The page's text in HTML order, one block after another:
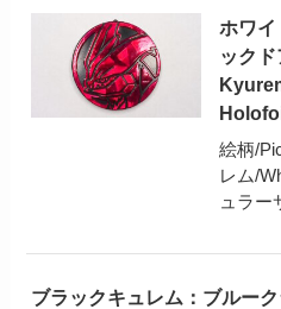
ホワイ
ック
絵柄/
レム/
ュラー
ブラックキュレム：ブルーク